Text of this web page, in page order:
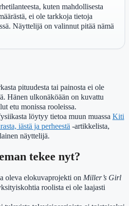
kuten mahdollisesta
ei ole tarkkoja tietoja
Näyttelijä on valinnut pitää nämä
pituudesta tai painosta ei ole
Hänen ulkonäköään on kuvattu
etu monissa rooleissa.
löytyy tietoa muun muassa Kiti
iästä ja perheestä -artikkelista,
näyttelijä.
tekee nyt?
oleva elokuvaprojekti on Miller’s Girl
roolista ei ole laajasti